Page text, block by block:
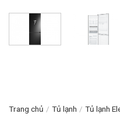
Trang chủ / Tủ lạnh / Tủ lạnh